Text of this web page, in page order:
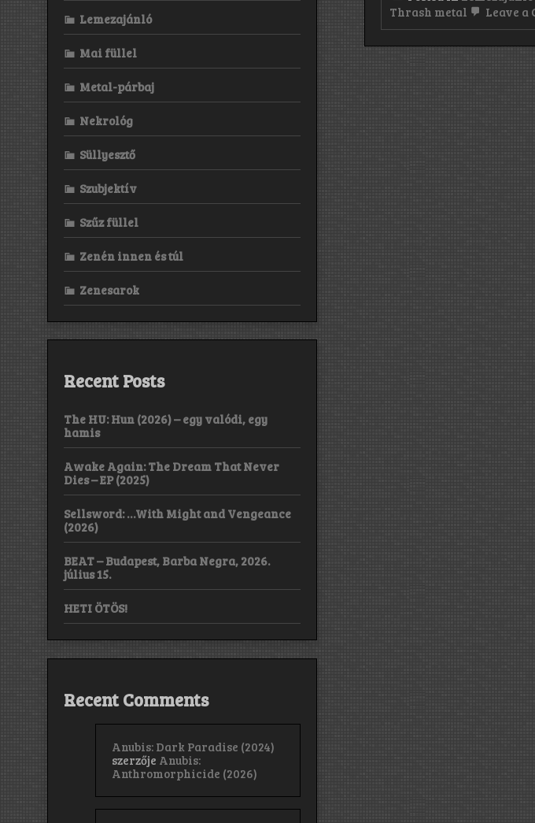
Thrash metal
Leave a
Lemezajánló
Mai füllel
Metal-párbaj
Nekrológ
Süllyesztő
Szubjektív
Szűz füllel
Zenén innen és túl
Zenesarok
Recent Posts
The HU: Hun (2026) – egy valódi, egy
hamis
Awake Again: The Dream That Never
Dies – EP (2025)
Sellsword: …With Might and Vengeance
(2026)
BEAT – Budapest, Barba Negra, 2026.
július 15.
HETI ÖTÖS!
Recent Comments
Anubis: Dark Paradise (2024)
szerzője Anubis:
Anthromorphicide (2026)